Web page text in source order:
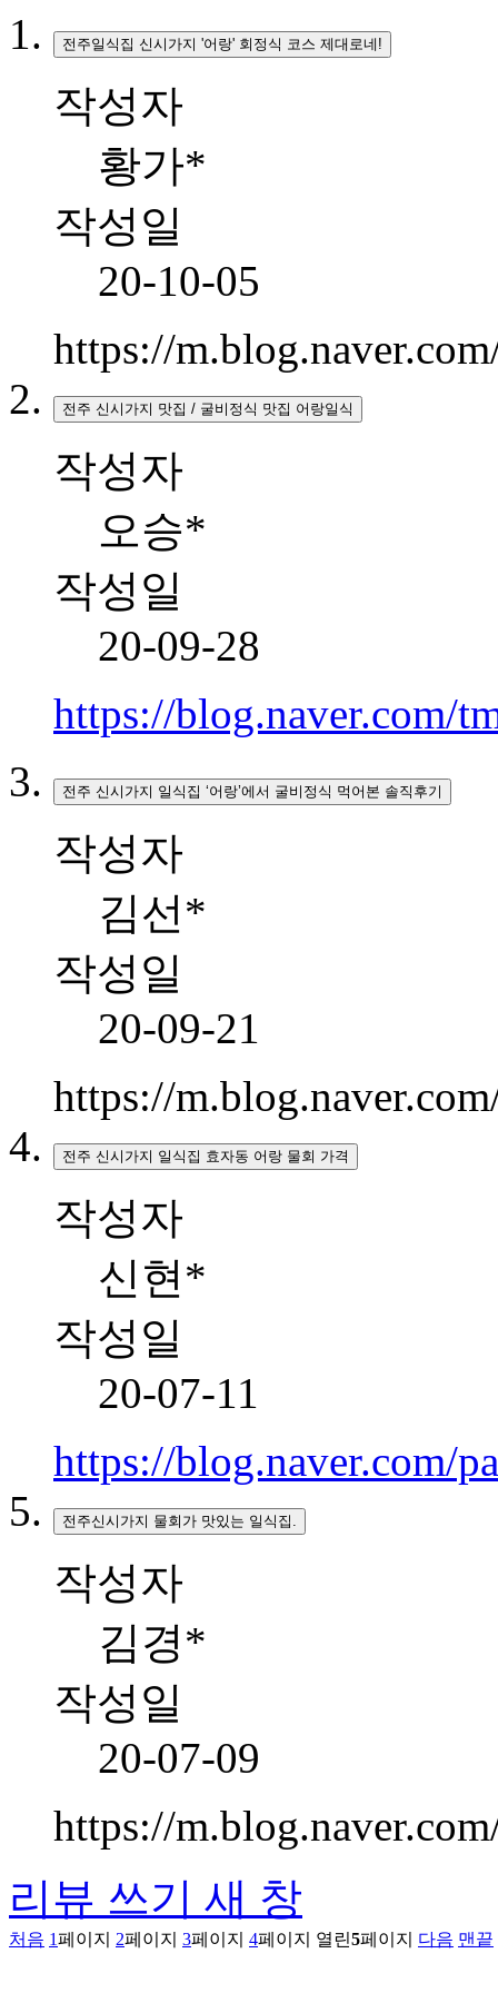
전주일식집 신시가지 '어랑' 회정식 코스 제대로네!
작성자
황가*
작성일
20-10-05
https://
전주 신시가지 맛집 / 굴비정식 맛집 어랑일식
작성자
오승*
작성일
20-09-28
https://blog.naver.com/
전주 신시가지 일식집 ‘어랑’에서 굴비정식 먹어본 솔직후기
작성자
김선*
작성일
20-09-21
https://
전주 신시가지 일식집 효자동 어랑 물회 가격
작성자
신현*
작성일
20-07-11
https://blog.naver.com/
전주신시가지 물회가 맛있는 일식집.
작성자
김경*
작성일
20-07-09
https://
리뷰 쓰기 새 창
처음 1페이지 2페이지 3페이지 4페이지 열린5페이지 다음 맨끝